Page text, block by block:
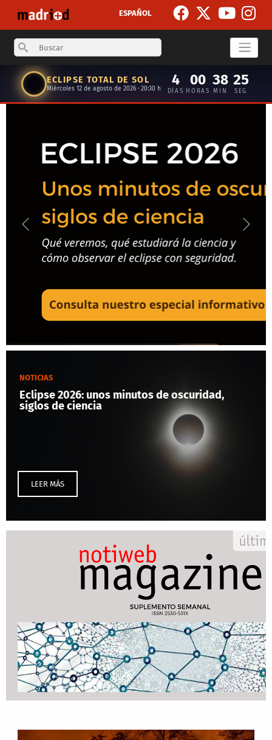
ESPAÑOL
Search
ECLIPSE TOTAL DE SOL
Miércoles 12 de agosto de 2026 · 20:30 h
4
DÍAS
00
HORAS
38
MIN
24
SEG
Anterior
NOTICIAS
Eclipse 2026: unos minutos de oscuridad,
siglos de ciencia
LEER MÁS